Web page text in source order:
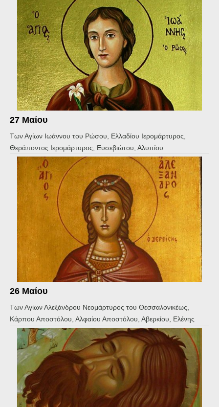
27 Μαίου
Των Αγίων Ιωάννου του Ρώσου, Ελλαδίου Ιερομάρτυρος,
Θεράποντος Ιερομάρτυρος, Ευσεβιώτου, Αλυπίου
26 Μαίου
Των Αγίων Αλεξάνδρου Νεομάρτυρος του Θεσσαλονικέως,
Κάρπου Αποστόλου, Αλφαίου Αποστόλου, Αβερκίου, Ελένης